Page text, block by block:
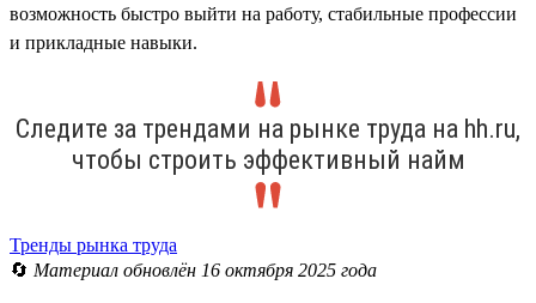
возможность быстро выйти на работу, стабильные профессии
и прикладные навыки.
Следите за трендами на рынке труда на hh.ru,
чтобы строить эффективный найм
Тренды рынка труда
🔄 Материал обновлён 16 октября 2025 года